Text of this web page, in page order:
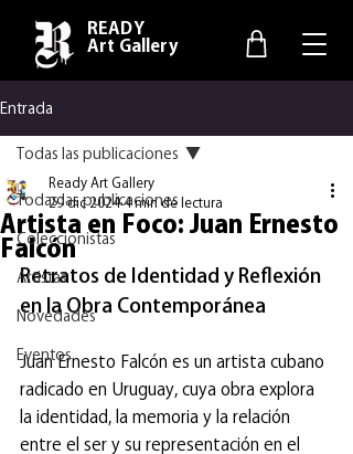
READY
Art Gallery
Entrada
Todas las publicaciones
Coleccionistas
Artistas
Novedades
Eventos
Todas las publicaciones
Artista en Foco: Juan Ernesto
Falcón
Ready Art Gallery
29 dic 2024 4 min de lectura
Retratos de Identidad y Reflexión
en la Obra Contemporánea
Juan Ernesto Falcón es un artista cubano
radicado en Uruguay, cuya obra explora
la identidad, la memoria y la relación
entre el ser y su representación en el